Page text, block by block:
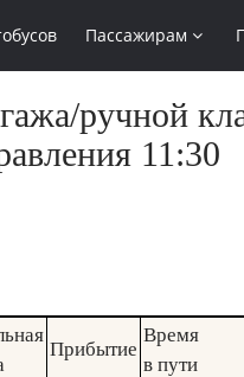
Пассажирам
ручной
11:30
Прибытие
Время
в пути